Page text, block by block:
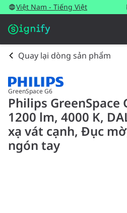
Việt Nam - Tiếng Việt
Quay lại dòng sản phẩm
GreenSpace G6
Philips GreenSpace
1200 lm, 4000 K,
xạ vát cạnh, Đục
ngón tay